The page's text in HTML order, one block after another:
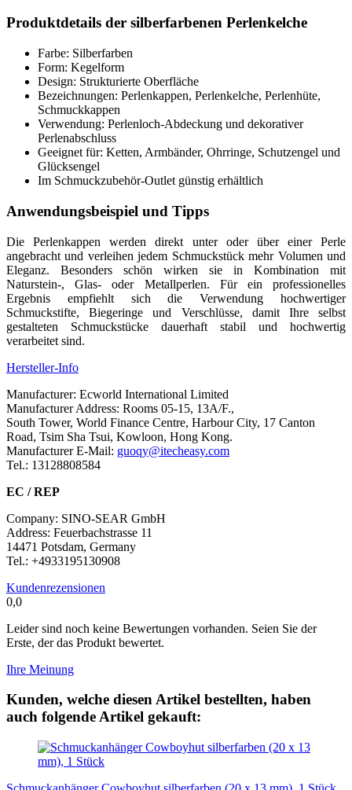
Produktdetails der silberfarbenen Perlenkelche
Farbe: Silberfarben
Form: Kegelform
Design: Strukturierte Oberfläche
Bezeichnungen: Perlenkappen, Perlenkelche, Perlenhüte,
Schmuckkappen
Verwendung: Perlenloch-Abdeckung und dekorativer
Perlenabschluss
Geeignet für: Ketten, Armbänder, Ohrringe, Schutzengel und
Glücksengel
Im Schmuckzubehör-Outlet günstig erhältlich
Anwendungsbeispiel und Tipps
Die Perlenkappen werden direkt unter oder über einer Perle
angebracht und verleihen jedem Schmuckstück mehr Volumen und
Eleganz. Besonders schön wirken sie in Kombination mit
Naturstein-, Glas- oder Metallperlen. Für ein professionelles
Ergebnis empfiehlt sich die Verwendung hochwertiger
Schmuckstifte, Biegeringe und Verschlüsse, damit Ihre selbst
gestalteten Schmuckstücke dauerhaft stabil und hochwertig
verarbeitet sind.
Hersteller-Info
Manufacturer: Ecworld International Limited
Manufacturer Address: Rooms 05-15, 13A/F.,
South Tower, World Finance Centre, Harbour City, 17 Canton
Road, Tsim Sha Tsui, Kowloon, Hong Kong.
Manufacturer E-Mail: guoqy@itecheasy.com
Tel.: 13128808584
EC / REP
Company: SINO-SEAR GmbH
Address: Feuerbachstrasse 11
14471 Potsdam, Germany
Tel.: +4933195130908
Kundenrezensionen
0,0
Leider sind noch keine Bewertungen vorhanden. Seien Sie der
Erste, der das Produkt bewertet.
Ihre Meinung
Kunden, welche diesen Artikel bestellten, haben
auch folgende Artikel gekauft: